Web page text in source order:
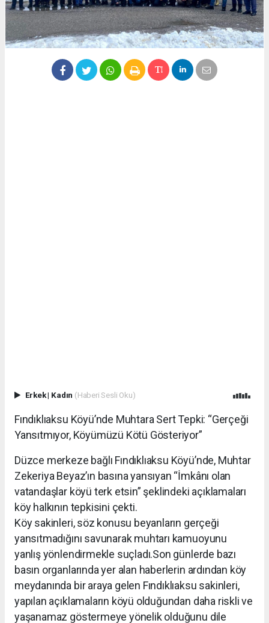
Erkek| Kadın (Haberi Sesli Oku)
Fındıklıaksu Köyü’nde Muhtara Sert Tepki: “Gerçeği
Yansıtmıyor, Köyümüzü Kötü Gösteriyor”
Düzce merkeze bağlı Fındıklıaksu Köyü’nde, Muhtar
Zekeriya Beyaz’ın basına yansıyan “İmkânı olan
vatandaşlar köyü terk etsin” şeklindeki açıklamaları
köy halkının tepkisini çekti.
Köy sakinleri, söz konusu beyanların gerçeği
yansıtmadığını savunarak muhtarı kamuoyunu
yanlış yönlendirmekle suçladı.Son günlerde bazı
basın organlarında yer alan haberlerin ardından köy
meydanında bir araya gelen Fındıklıaksu sakinleri,
yapılan açıklamaların köyü olduğundan daha riskli ve
yaşanamaz göstermeye yönelik olduğunu dile